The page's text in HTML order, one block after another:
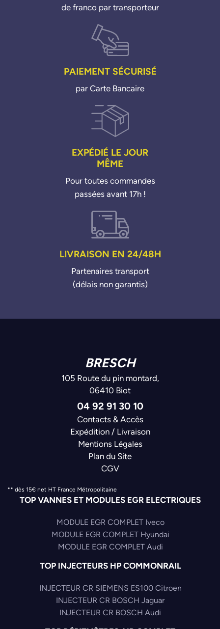
de franco par transporteur
PAIEMENT SÉCURISÉ
par Carte Bancaire
EXPÉDIÉ LE JOUR
MÊME
Pour toutes commandes
passées avant 17h !
LIVRAISON EN 24/48H
Partenaires transport
(délais non garantis)
BRESCH
105 Route du pin montard,
06410 Biot
04 92 91 30 10
Contacts & Accès
Expédition / Livraison
Mentions Légales
Plan du Site
CGV
** dès 15€ net HT France Métropolitaine
TOP VANNES ET MODULES EGR ELECTRIQUES
MODULE EGR COMPLET Iveco
MODULE EGR COMPLET Hyundai
MODULE EGR COMPLET Audi
TOP INJECTEURS HP COMMONRAIL
INJECTEUR CR SIEMENS ES100 Citroen
INJECTEUR CR BOSCH Jaguar
INJECTEUR CR BOSCH Audi